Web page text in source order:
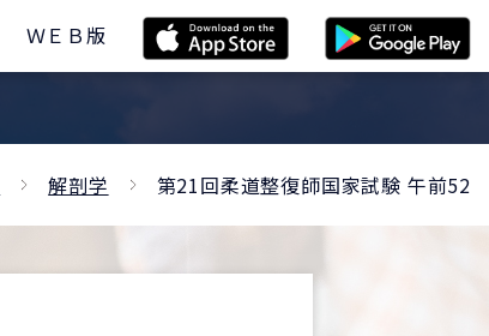
ＷＥＢ版
解剖学 第21回柔道整復師国家試験 午前52